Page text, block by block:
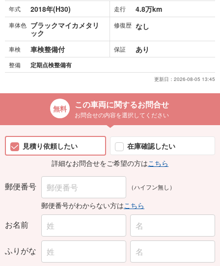
年式 2018年(H30) 走行 4.8万km
車体色 ブラックマイカメタリ
ック
修復歴 なし
車検 車検整備付 保証 あり
整備 定期点検整備有
更新日： 2026-08-05 13:45
この車両に関するお問合せ
お問合せの内容を選択してください
見積り依頼したい
在庫確認したい
詳細なお問合せをご希望の方はこちら
郵便番号 （ハイフン無し）
郵便番号がわからない方はこちら
お名前
ふりがな